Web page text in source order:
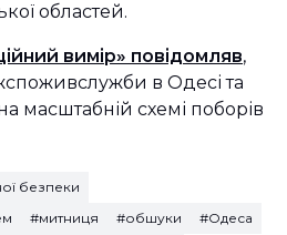
областей.
вимір» повідомляв,
в Одесі та
масштабній схемі поборів
безпеки
#митниця #обшуки
#Одеса